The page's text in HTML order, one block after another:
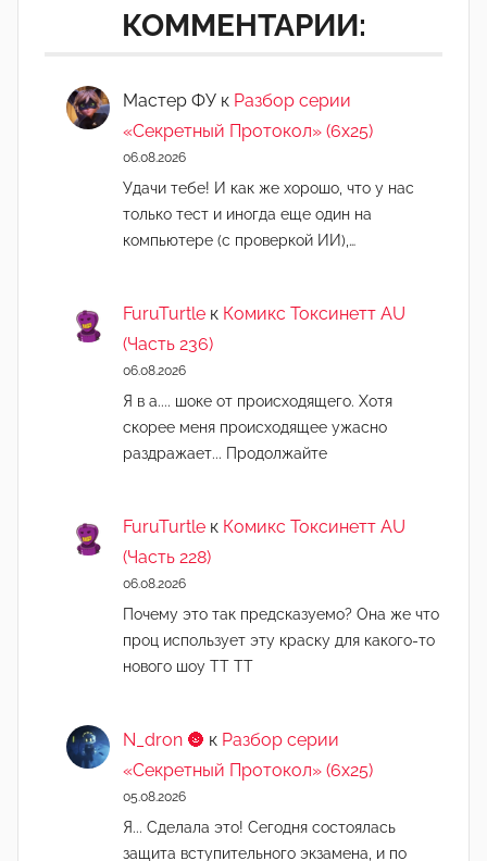
КОММЕНТАРИИ:
Мастер ФУ к Разбор серии
«Секретный Протокол» (6х25)
06.08.2026
Удачи тебе! И как же хорошо, что у нас
только тест и иногда еще один на
компьютере (с проверкой ИИ),…
FuruTurtle к Комикс Токсинетт AU
(Часть 236)
06.08.2026
Я в а.... шоке от происходящего. Хотя
скорее меня происходящее ужасно
раздражает... Продолжайте
FuruTurtle к Комикс Токсинетт AU
(Часть 228)
06.08.2026
Почему это так предсказуемо? Она же что
проц использует эту краску для какого-то
нового шоу ТТ ТТ
N_dron 🌚 к Разбор серии
«Секретный Протокол» (6х25)
05.08.2026
Я... Сделала это! Сегодня состоялась
защита вступительного экзамена, и по